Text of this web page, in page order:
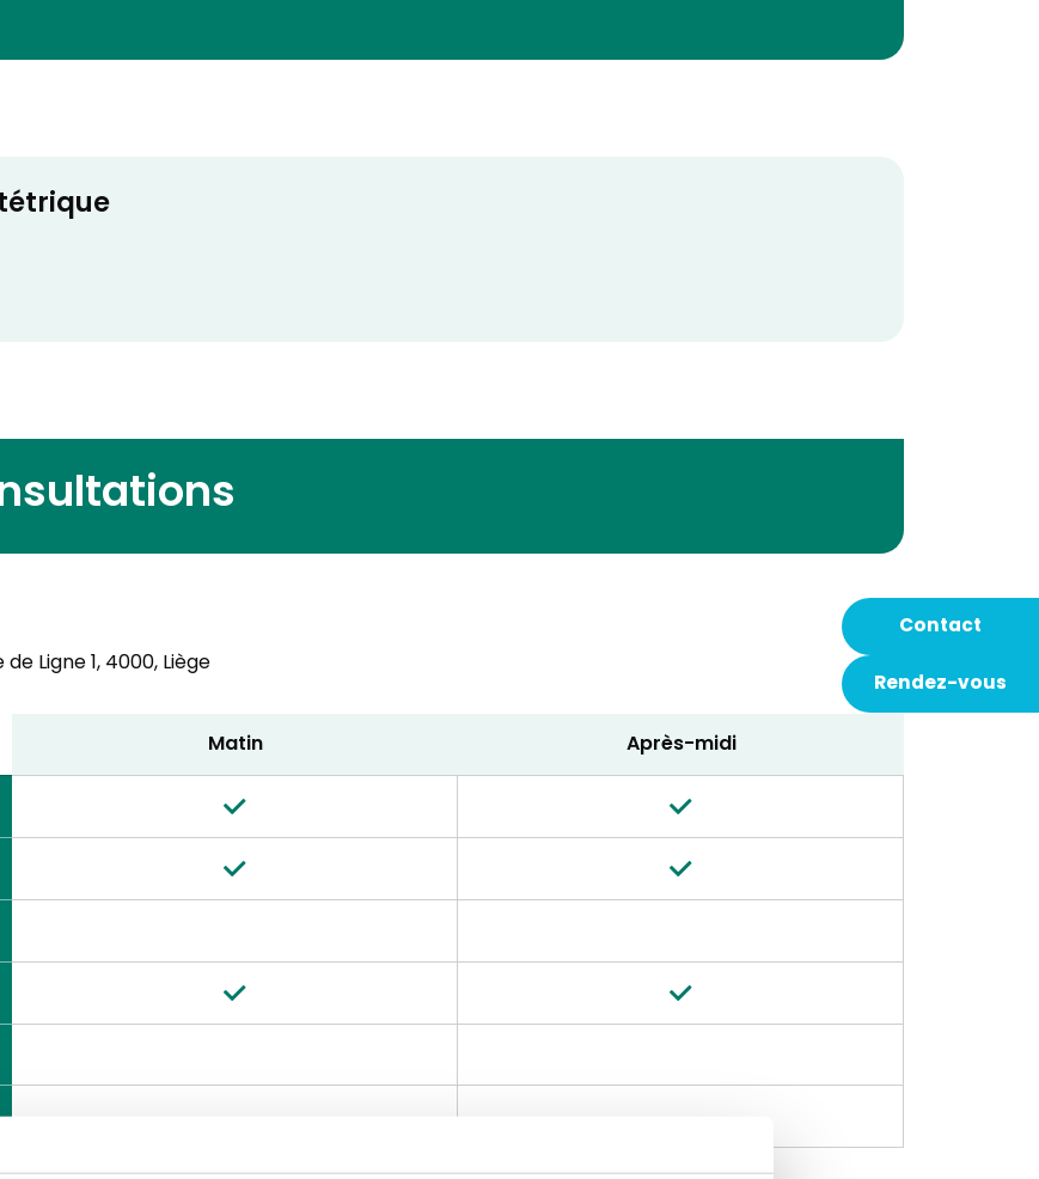
Contact
Rendez-vous
Ligne 1, 4000, Liège
Matin
Après-midi